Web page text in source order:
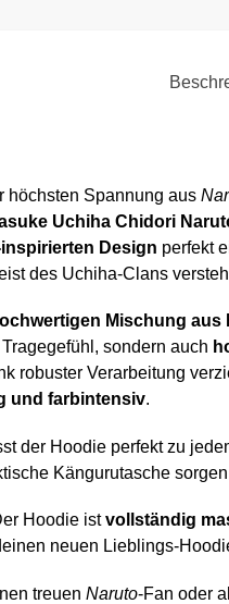
höchsten Spannung aus
Uchiha Chidori
Design perfekt
des Uchiha-Clans
Mischung
sondern auch
robuster Verarbeitung
und farbintensiv.
der Hoodie perfekt zu
Kängurutasche
Hoodie istvollständig
neuen Lieblings-
treuen Naruto-Fan oder